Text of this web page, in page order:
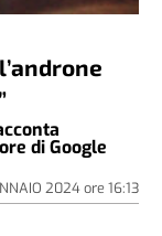
di Google
2024ore 16:13